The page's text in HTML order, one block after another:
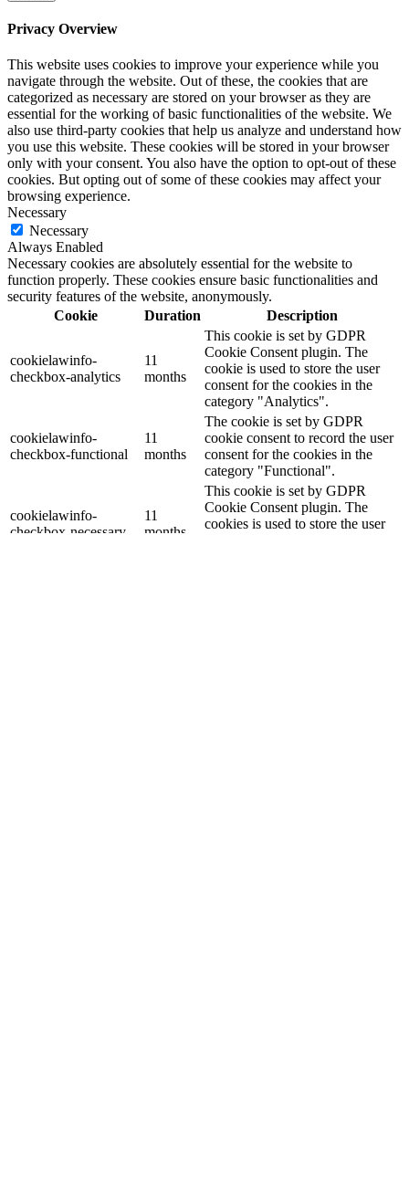
Privacy Overview
This website uses cookies to improve your experience while you
navigate through the website. Out of these, the cookies that are
categorized as necessary are stored on your browser as they are
essential for the working of basic functionalities of the website. We
also use third-party cookies that help us analyze and understand how
you use this website. These cookies will be stored in your browser
only with your consent. You also have the option to opt-out of these
cookies. But opting out of some of these cookies may affect your
browsing experience.
Necessary
Necessary
Always Enabled
Necessary cookies are absolutely essential for the website to
function properly. These cookies ensure basic functionalities and
security features of the website, anonymously.
Cookie
Duration Description
cookielawinfo-
checkbox-analytics
11
months
This cookie is set by GDPR
Cookie Consent plugin. The
cookie is used to store the user
consent for the cookies in the
category "Analytics".
cookielawinfo-
checkbox-functional
11
months
The cookie is set by GDPR
cookie consent to record the user
consent for the cookies in the
category "Functional".
cookielawinfo-
checkbox-necessary
11
months
This cookie is set by GDPR
Cookie Consent plugin. The
cookies is used to store the user